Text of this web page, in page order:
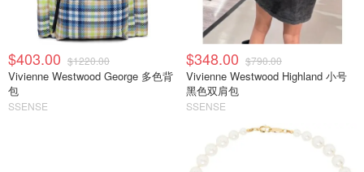
$403.00 $1220.00
Vivienne Westwood George 多色背
包
SSENSE
$348.00 $790.00
Vivienne Westwood Highland 小号
黑色双肩包
SSENSE